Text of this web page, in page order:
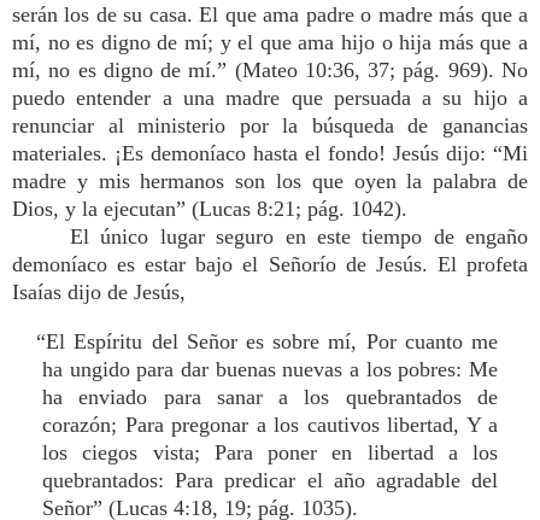
serán los de su casa. El que ama padre o madre más que a
mí, no es digno de mí; y el que ama hijo o hija más que a
mí, no es digno de mí.” (Mateo 10:36, 37; pág. 969). No
puedo entender a una madre que persuada a su hijo a
renunciar al ministerio por la búsqueda de ganancias
materiales. ¡Es demoníaco hasta el fondo! Jesús dijo: “Mi
madre y mis hermanos son los que oyen la palabra de
Dios, y la ejecutan” (Lucas 8:21; pág. 1042).
El único lugar seguro en este tiempo de engaño
demoníaco es estar bajo el Señorío de Jesús. El profeta
Isaías dijo de Jesús,
“El Espíritu del Señor es sobre mí, Por cuanto me
ha ungido para dar buenas nuevas a los pobres: Me
ha enviado para sanar a los quebrantados de
corazón; Para pregonar a los cautivos libertad, Y a
los ciegos vista; Para poner en libertad a los
quebrantados: Para predicar el año agradable del
Señor” (Lucas 4:18, 19; pág. 1035).